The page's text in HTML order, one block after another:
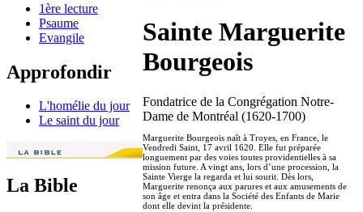
1ère lecture
Psaume
Evangile
Approfondir
L'homélie du jour
Le saint du jour
La Bible
Sainte Marguerite
Bourgeois
Fondatrice de la Congrégation Notre-
Dame de Montréal (1620-1700)
Marguerite Bourgeois naît à Troyes, en France, le
Vendredi Saint, 17 avril 1620. Elle fut préparée
longuement par des voies toutes providentielles à sa
mission future. A vingt ans, lors d’une procession, la
Sainte Vierge la regarda et lui sourit. Dès lors,
Marguerite renonça aux parures et aux amusements de
son âge et entra dans la Société des Enfants de Marie
dont elle devint la présidente.